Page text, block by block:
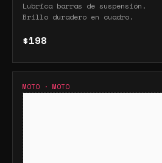
Lubrica barras de suspensión.
Brillo duradero en cuadro.
$198
MOTO · MOTO